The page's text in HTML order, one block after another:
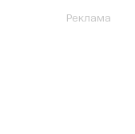
Реклама